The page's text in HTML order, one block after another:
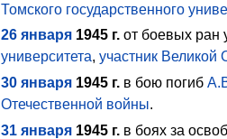
Томского государственного
26 января 1945г.от боевых ран
университета, участник Великой
30 января 1945г.в бою погиб
Отечественной войны.
31 января 1945г.в боях за